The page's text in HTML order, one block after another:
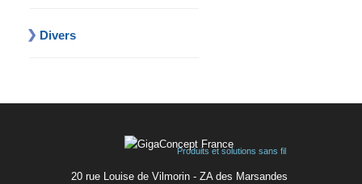
Divers
Produits et solutions sans fil
20 rue Louise de Vilmorin - ZA des Marsandes